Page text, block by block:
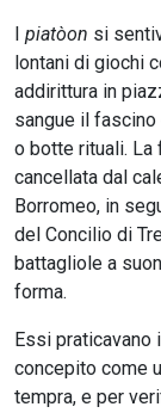
I piatòon si
lontani di giochi
addirittura in
sangue il
o botte rituali.
cancellata dal
Borromeo, in
del Concilio di
battagliole a suon
forma.
Essi praticavano
concepito come
tempra, e per